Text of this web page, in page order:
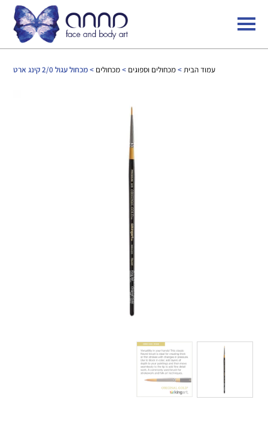
עמוד הבית>מכחולים וספוגים >מכחולים > מכחול עגול 2/0 קינג ארט